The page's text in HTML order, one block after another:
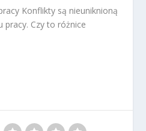
Konflikty są nieuniknioną
pracy. Czy to różnice